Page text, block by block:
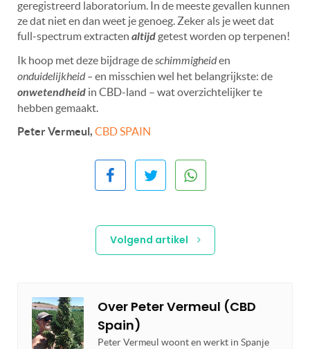
geregistreerd laboratorium. In de meeste gevallen kunnen
ze dat niet en dan weet je genoeg. Zeker als je weet dat
full-spectrum extracten altijd getest worden op terpenen!
Ik hoop met deze bijdrage deschimmigheiden
onduidelijkheid –en misschien wel het belangrijkste: de
onwetendheid in CBD-land – wat overzichtelijker te
hebben gemaakt.
Peter Vermeul, CBD SPAIN
Volgend artikel
Over Peter Vermeul (CBD
Spain)
Peter Vermeul woont en werkt in Spanje